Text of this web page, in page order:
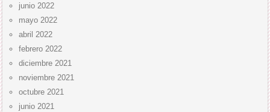
junio 2022
mayo 2022
abril 2022
febrero 2022
diciembre 2021
noviembre 2021
octubre 2021
junio 2021